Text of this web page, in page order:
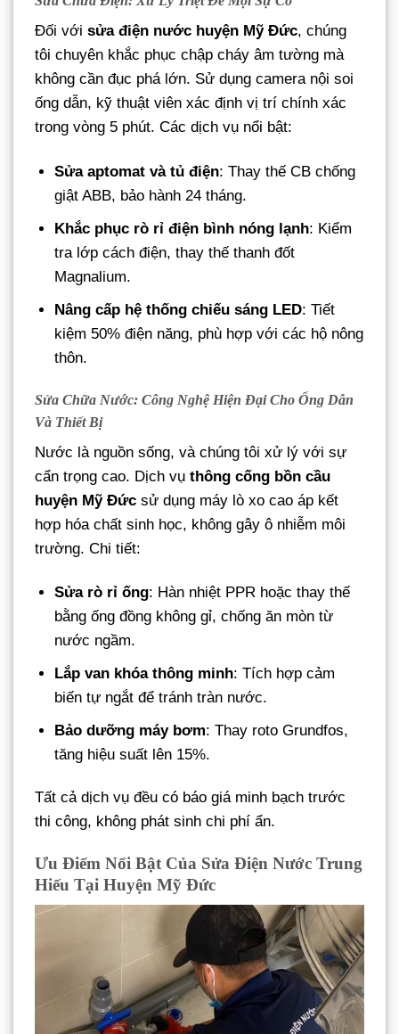
Đối với sửa điện nước huyện Mỹ Đức, chúng
tôi chuyên khắc phục chập cháy âm tường mà
không cần đục phá lớn. Sử dụng camera nội soi
ống dẫn, kỹ thuật viên xác định vị trí chính xác
trong vòng 5 phút. Các dịch vụ nổi bật:
Sửa aptomat và tủ điện: Thay thế CB chống
giật ABB, bảo hành 24 tháng.
Khắc phục rò rỉ điện bình nóng lạnh: Kiểm
tra lớp cách điện, thay thế thanh đốt
Magnalium.
Nâng cấp hệ thống chiếu sáng LED: Tiết
kiệm 50% điện năng, phù hợp với các hộ nông
thôn.
Sửa Chữa Nước: Công Nghệ Hiện Đại Cho Ống Dẫn
Và Thiết Bị
Nước là nguồn sống, và chúng tôi xử lý với sự
cẩn trọng cao. Dịch vụ thông cống bồn cầu
huyện Mỹ Đức sử dụng máy lò xo cao áp kết
hợp hóa chất sinh học, không gây ô nhiễm môi
trường. Chi tiết:
Sửa rò rỉ ống: Hàn nhiệt PPR hoặc thay thế
bằng ống đồng không gỉ, chống ăn mòn từ
nước ngầm.
Lắp van khóa thông minh: Tích hợp cảm
biến tự ngắt để tránh tràn nước.
Bảo dưỡng máy bơm: Thay roto Grundfos,
tăng hiệu suất lên 15%.
Tất cả dịch vụ đều có báo giá minh bạch trước
thi công, không phát sinh chi phí ẩn.
Ưu Điểm Nổi Bật Của Sửa Điện Nước Trung
Hiếu Tại Huyện Mỹ Đức